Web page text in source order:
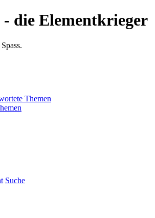
die Elementkrieger
Themen
Suche